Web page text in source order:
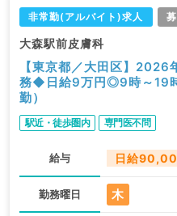
非常勤(アルバイト)求人
大森駅前皮膚科
【東京都／大田区】
務◆日給9万円◎9時～19
勤）
駅近・徒歩圏内 専門医不問
給与 日給
勤務曜日 木